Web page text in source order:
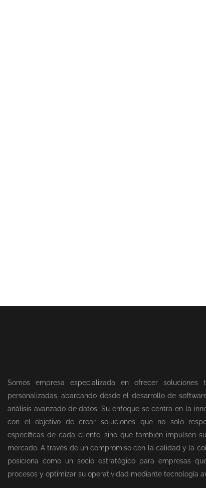
Somos empresa especializada en ofrecer soluciones
personalizadas, abarcando desde el desarrollo de
análisis avanzado de datos. Su enfoque se centra en la
con el objetivo de crear soluciones que no solo
específicas de cada cliente, sino que también impulsen
mercado. A través de un compromiso con la calidad y la
posiciona como un socio estratégico para empresas
procesos y optimizar su operatividad mediante tecnología